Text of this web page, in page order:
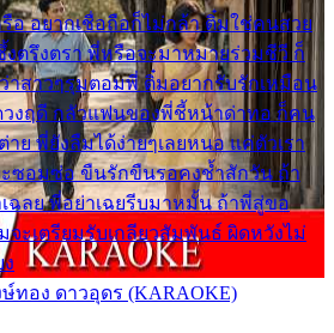
อ อยากเชื่อถือก็ไม่กล้า ติ๋มใช่คนสวย
งตรึงตรา พี่หรือจะมาหมายร่วมชีวี ก็
าสาวๆรุมตอมพี่ ติ๋มอยากรับรักเหมือน
งฤดี กลัวแฟนของพี่ชี้หน้าด่าทอ ก็คน
ย พี่ยังลืมได้ง่ายๆเลยหนอ แค่ตัวเรา
ซอมซ่อ ขืนรักขืนรอคงช้ำสักวัน ถ้า
ฉลย พี่อย่าเฉยรีบมาหมั้น ถ้าพี่สู่ขอ
จะเตรียมรับเกลียวสัมพันธ์ ผิดหวังไม่
ทอง ดาวอุดร (KARAOKE)